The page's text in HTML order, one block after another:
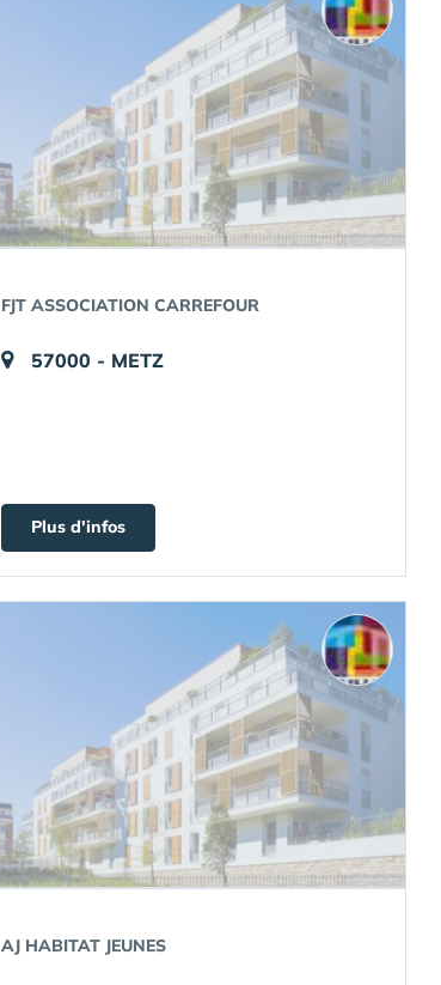
FJT ASSOCIATION CARREFOUR
57000 - METZ
Plus d'infos
AJ HABITAT JEUNES